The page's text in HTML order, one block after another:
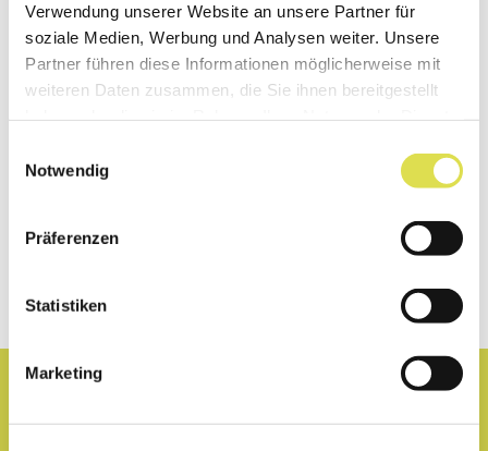
Verwendung unserer Website an unsere Partner für
soziale Medien, Werbung und Analysen weiter. Unsere
Partner führen diese Informationen möglicherweise mit
weiteren Daten zusammen, die Sie ihnen bereitgestellt
Notwendig
Präferenzen
Statistiken
Marketing
informent de façon ciblée sur les nouveautés
du site et les activités de la fondation
SimplyScience, concours, événements...